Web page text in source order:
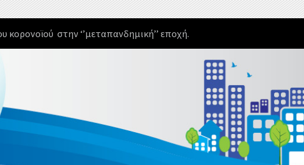
στην ‘’μεταπανδημική’’ εποχή.